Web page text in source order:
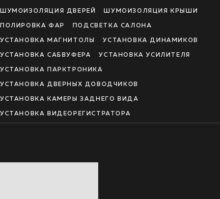
ШУМОИЗОЛЯЦИЯ ДВЕРЕЙ ШУМОИЗОЛЯЦИЯ КРЫШИ
ПОЛИРОВКА ФАР ПОДСВЕТКА САЛОНА
УСТАНОВКА МАГНИТОЛЫ УСТАНОВКА ДИНАМИКОВ
УСТАНОВКА САБВУФЕРА УСТАНОВКА УСИЛИТЕЛЯ
УСТАНОВКА ПАРКТРОНИКА
УСТАНОВКА ДВЕРНЫХ ДОВОДЧИКОВ
УСТАНОВКА КАМЕРЫ ЗАДНЕГО ВИДА
УСТАНОВКА ВИДЕОРЕГИСТРАТОРА